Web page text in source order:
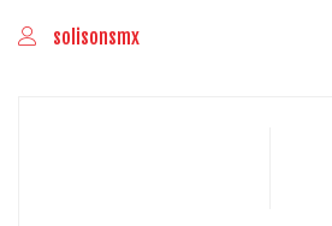
solisonsmx